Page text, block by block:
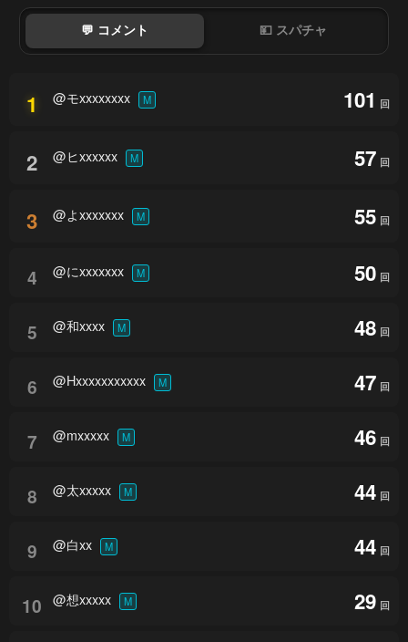
💬 コメント 💴 スパチャ
1 @モxxxxxxxx M 101 回
2 @ヒxxxxxx M 57 回
3 @よxxxxxxx M 55 回
4 @にxxxxxxx M 50 回
5 @和xxxx M 48 回
6 @Hxxxxxxxxxxx M 47 回
7 @mxxxxx M 46 回
8 @太xxxxx M 44 回
9 @白xx M 44 回
10 @想xxxxx M 29 回